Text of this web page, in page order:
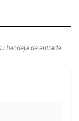
bandeja de entrada.